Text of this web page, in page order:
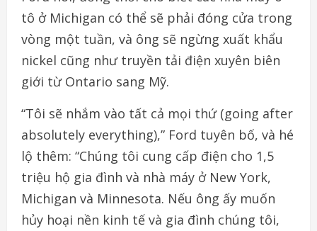
tô ở Michigan có thể sẽ phải đóng cửa trong
vòng một tuần, và ông sẽ ngừng xuất khẩu
nickel cũng như truyền tải điện xuyên biên
giới từ Ontario sang Mỹ.
“Tôi sẽ nhắm vào tất cả mọi thứ (going after
absolutely everything),” Ford tuyên bố, và hé
lộ thêm: “Chúng tôi cung cấp điện cho 1,5
triệu hộ gia đình và nhà máy ở New York,
Michigan và Minnesota. Nếu ông ấy muốn
hủy hoại nền kinh tế và gia đình chúng tôi,